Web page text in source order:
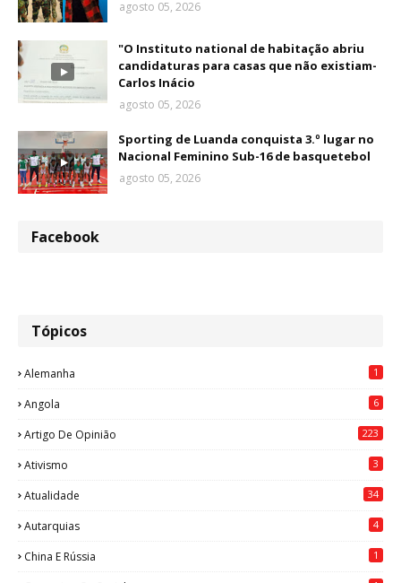
agosto 05, 2026
"O Instituto national de habitação abriu
candidaturas para casas que não existiam-
Carlos Inácio
agosto 05, 2026
Sporting de Luanda conquista 3.º lugar no
Nacional Feminino Sub-16 de basquetebol
agosto 05, 2026
Facebook
Tópicos
Alemanha 1
Angola 6
Artigo De Opinião 223
Ativismo 3
Atualidade 34
Autarquias 4
China E Rússia 1